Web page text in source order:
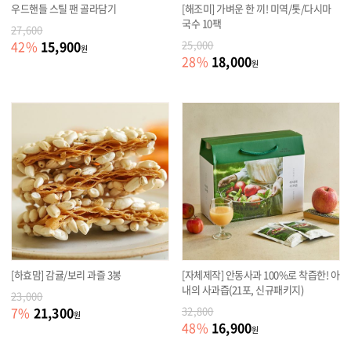
우드핸들 스틸 팬 골라담기
27,600
42% 15,900원
[해조미] 가벼운 한 끼! 미역/톳/다시마
국수 10팩
25,000
28% 18,000원
[하효맘] 감귤/보리 과즐 3봉
23,000
7% 21,300원
[자체제작] 안동사과 100%로 착즙한! 아
내의 사과즙(21포, 신규패키지)
32,800
48% 16,900원